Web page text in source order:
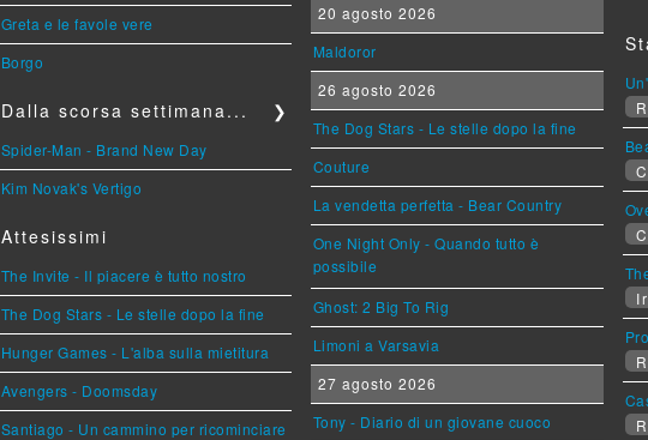
Greta e le favole vere
Borgo
Dalla scorsa settimana... ❯
Spider-Man - Brand New Day
Kim Novak's Vertigo
Attesissimi
The Invite - Il piacere è tutto nostro
The Dog Stars - Le stelle dopo la fine
Hunger Games - L'alba sulla mietitura
Avengers - Doomsday
Santiago - Un cammino per ricominciare
20 agosto 2026
Maldoror
26 agosto 2026
The Dog Stars - Le stelle dopo la fine
Couture
La vendetta perfetta - Bear Country
One Night Only - Quando tutto è
possibile
Ghost: 2 Big To Rig
Limoni a Varsavia
27 agosto 2026
Tony - Diario di un giovane cuoco